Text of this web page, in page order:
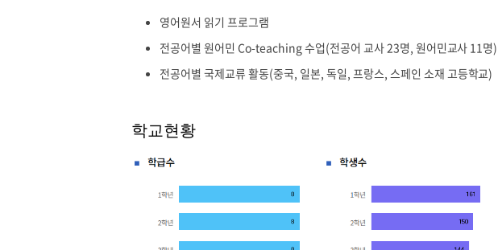
영어원서 읽기 프로그램
전공어별 원어민 Co-teaching 수업(전공어 교사 23명, 원어민교사 11명)
전공어별 국제교류 활동(중국, 일본, 독일, 프랑스, 스페인 소재 고등학교)
학교현황